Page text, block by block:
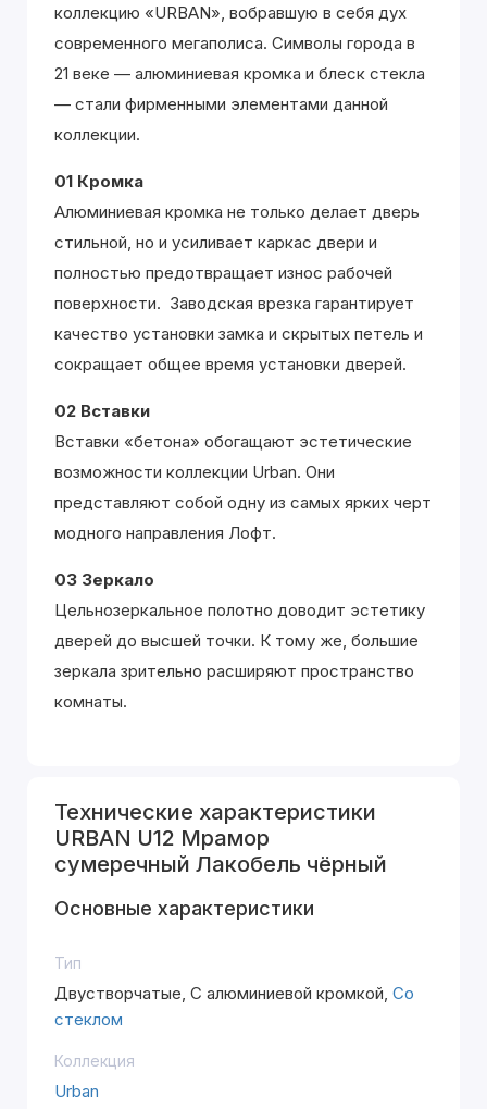
коллекцию «URBAN», вобравшую в себя дух
современного мегаполиса. Символы города в
21 веке — алюминиевая кромка и блеск стекла
— стали фирменными элементами данной
коллекции.
01 Кромка
Алюминиевая кромка не только делает дверь
стильной, но и усиливает каркас двери и
полностью предотвращает износ рабочей
поверхности. Заводская врезка гарантирует
качество установки замка и скрытых петель и
сокращает общее время установки дверей.
02 Вставки
Вставки «бетона» обогащают эстетические
возможности коллекции Urban. Они
представляют собой одну из самых ярких черт
модного направления Лофт.
03 Зеркало
Цельнозеркальное полотно доводит эстетику
дверей до высшей точки. К тому же, большие
зеркала зрительно расширяют пространство
комнаты.
Технические характеристики
URBAN U12 Мрамор
сумеречный Лакобель чёрный
Основные характеристики
Тип
Двустворчатые, С алюминиевой кромкой, Со
стеклом
Коллекция
Urban